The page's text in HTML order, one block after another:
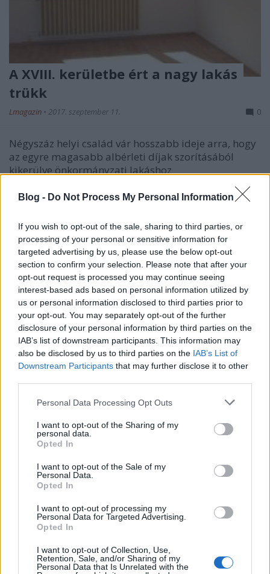
Blog - Do Not Process My Personal Information
If you wish to opt-out of the sale, sharing to third parties, or
processing of your personal or sensitive information for
targeted advertising by us, please use the below opt-out
section to confirm your selection. Please note that after your
opt-out request is processed you may continue seeing
interest-based ads based on personal information utilized by
us or personal information disclosed to third parties prior to
your opt-out. You may separately opt-out of the further
disclosure of your personal information by third parties on the
IAB’s list of downstream participants. This information may
also be disclosed by us to third parties on the IAB’s List of
Downstream Participants that may further disclose it to other
Please note that this website/app uses one or more Google
not limited to your visit or usage behaviour. You may click to
grant or deny consent to Google and its third-party tags to
use your data for below specified purposes in below Google
consent section.
Personal Data Processing Opt Outs
I want to opt-out of the Sharing of my
personal data.
Opted In
I want to opt-out of the Sale of my
Personal Data.
Opted In
I want to opt-out of processing my
Personal Data for Targeted Advertising.
Opted In
I want to opt-out of Collection, Use,
Retention, Sale, and/or Sharing of my
Personal Data that Is Unrelated with the
A XVIII. kerületbe ért a nagy lakás
trükk
Lmagazin • 2017. szeptember 11. 0
Négyszáz helyi család vár hosszabb ideje arra, hogy
az egyre magasabb albérleti díjak szorításából
kikerülve önkormányzati lakáshoz
önkormányzati ingatlan, ám a fideszes vezetés
kiutalásáról. A szeptemberi képviselő…
Brutális zaj és gazdátlanság
Lmagazin•2017. szeptember 05.
Az utóbbi hetekben számos lakossági észrevételt
kaptunk amelyek azt kifogásolták, hogy Erzsébet-
Bélatelepen néhány csendesebb év után ismét
megnőtt a felszálló repülőgépek által okozott zaj,
sok helyen ápolatlan a közterület, a helyben élők